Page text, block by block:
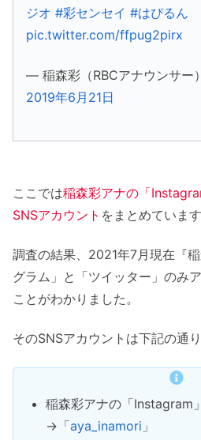
ジオ #彩センセイ #はぴるん
pic.twitter.com/ffpug2pirx
— 稲森彩（RBCアナウンサー
2019年6月21日
ここでは稲森彩アナの「
SNSアカウント をまとめています
調査の結果、2021年7月現在『
グラム」と「ツイッター」のみ
ことがわかりました。
そのSNSアカウントは下記の通り
稲森彩アナの「Instagram
→「aya_inamori 」